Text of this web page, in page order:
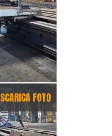
SCARICA FOTO